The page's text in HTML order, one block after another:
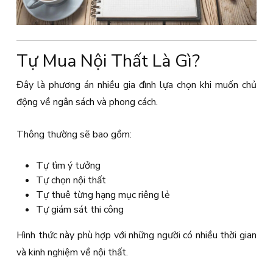
Tự Mua Nội Thất Là Gì?
Đây là phương án nhiều gia đình lựa chọn khi muốn chủ
động về ngân sách và phong cách.
Thông thường sẽ bao gồm:
Tự tìm ý tưởng
Tự chọn nội thất
Tự thuê từng hạng mục riêng lẻ
Tự giám sát thi công
Hình thức này phù hợp với những người có nhiều thời gian
và kinh nghiệm về nội thất.